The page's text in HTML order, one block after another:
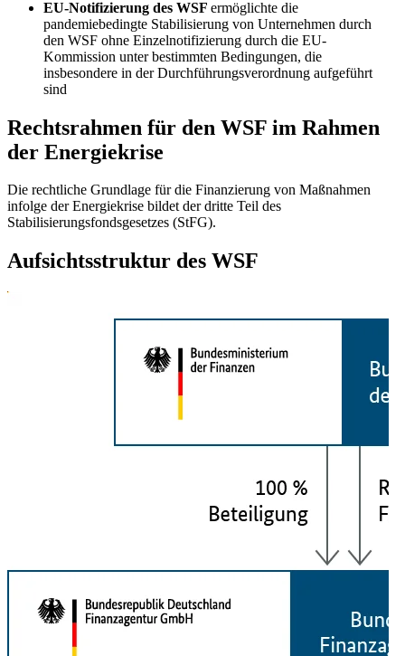
EU-Notifizierung des WSF ermöglichte die
pandemiebedingte Stabilisierung von Unternehmen durch
den WSF ohne Einzelnotifizierung durch die EU-
Kommission unter bestimmten Bedingungen, die
insbesondere in der Durchführungsverordnung aufgeführt
sind
Rechtsrahmen für den WSF im Rahmen
der Energiekrise
Die rechtliche Grundlage für die Finanzierung von Maßnahmen
infolge der Energiekrise bildet der dritte Teil des
Stabilisierungsfondsgesetzes (StFG).
Aufsichtsstruktur des WSF